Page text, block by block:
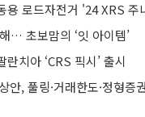
용 로드자전거 '24 XRS 주
… 초보맘의 ‘잇 아이템’
치아 ‘CRS 픽시’ 출시
안, 풀링·거래한도·정형증